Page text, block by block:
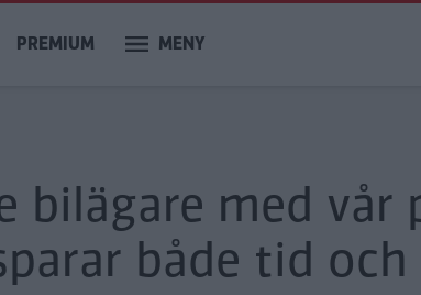
PREMIUM MENY
bilägare med
både tid och